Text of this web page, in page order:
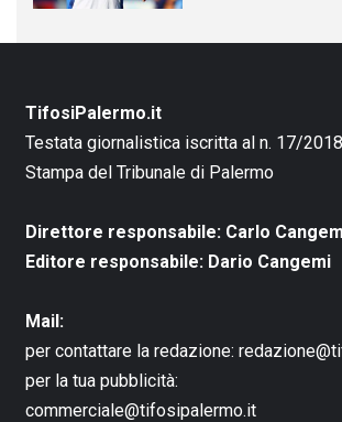
TifosiPalermo.it
Testata giornalistica iscritta al n. 17/
Stampa del Tribunale di Palermo
Direttore responsabile: Carlo
Editore responsabile: Dario Cangemi
Mail:
per contattare la redazione:
per la tua pubblicità:
commerciale@tifosipalermo.it